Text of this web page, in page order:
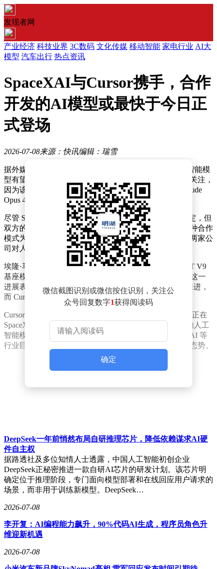
发现者网
产业经济 科技业界 3C数码 文化传媒 移动智能 家电行业 AI大
模型 汽车出行 热点资讯
SpaceXAI与Cursor携手，合作
开发的AI模型或最快于今日正
式登场
2026-07-08来源：快讯编辑：瑞雪
据外媒报道，SpaceXAI 与 Cursor 联合开发的首款人工智能模
型有望在近期正式亮相。这一消息引发了科技界的广泛关注，
因为该模型据称在某些性能指标上可与 Anthropic 的 Claude
Opus 4.8 和 OpenAI 的 GPT-5.5 相抗衡。
尽管 SpaceX 收购 Cursor 的 600 亿美元交易尚未最终敲定，但
双方的开发团队已经开始在技术层面展开深度合作。这种合作
模式为新模型的研发提供了强大的资源支持，也显示出两家公
司对人工智能领域的共同愿景。
埃隆·马斯克此前透露，基于 Cursor 数据补充训练的 1.5T V9
基座模型的 Grok 4.5 已经在其旗下企业进行内部测试。这一
进展表明，SpaceXAI 在人工智能领域的布局正在逐步推进，
而 Cursor 的技术则为其提供了重要支撑。
Cursor 首席执行官迈克尔·特鲁埃尔也公开表示，该公司正在
SpaceXAI 的 Colossus 数据中心开发一款从零开始训练的人工
智能模型。这款模型的目标是直接与 Anthropic 和 OpenAI 等
行业巨头展开竞争，进一步加剧了人工智能领域的竞争态势。
微信截图识别或微信按住识别，关注公
众号回复数字1获得阅读码
确定
DeepSeek一年前悄然布局自研推理芯片，降低依赖谋求AI硬
件自主权
据路透社及多位知情人士透露，中国人工智能初创企业
DeepSeek正秘密推进一款自研AI芯片的研发计划。该芯片明
确定位于推理阶段，专门面向模型部署和在线回应用户请求的
场景，而非用于训练新模型。DeepSeek…
2026-07-08
李开复：AI编程能力飙升，90%代码AI生成，程序员角色升
维迎新机遇
2026-07-08